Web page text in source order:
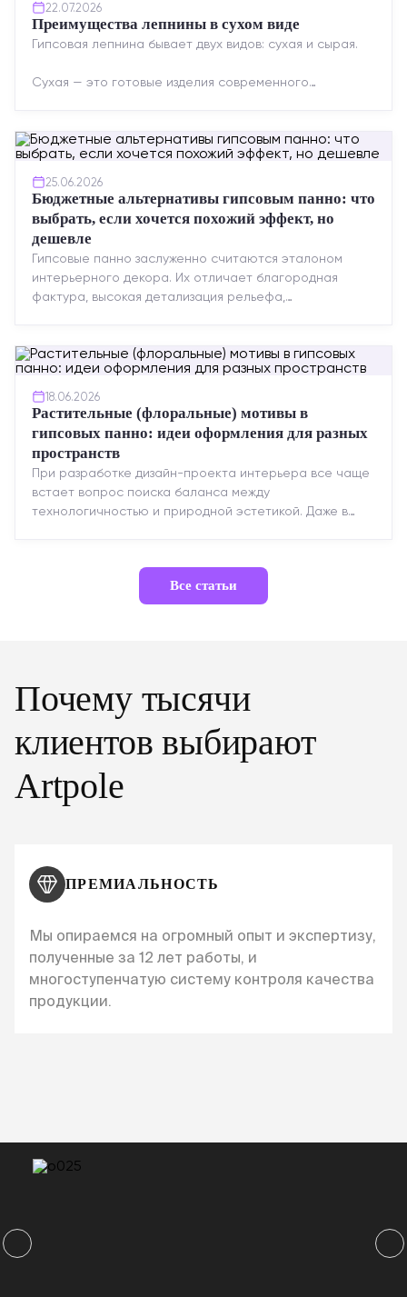
22.07.2026
Преимущества лепнины в сухом виде
Гипсовая лепнина бывает двух видов: сухая и сырая.
Сухая — это готовые изделия современного
25.06.2026
Бюджетные альтернативы гипсовым панно: что
выбрать, если хочется похожий эффект, но
дешевле
Гипсовые панно заслуженно считаются эталоном
интерьерного декора. Их отличает благородная
фактура, высокая детализация рельефа,
18.06.2026
Растительные (флоральные) мотивы в
гипсовых панно: идеи оформления для разных
пространств
При разработке дизайн-проекта интерьера все чаще
встает вопрос поиска баланса между
технологичностью и природной эстетикой. Даже в
Все статьи
Почему тысячи
клиентов выбирают
Artpole
ПРЕМИАЛЬНОСТЬ
Мы опираемся на огромный опыт и экспертизу,
полученные за 12 лет работы, и
многоступенчатую систему контроля качества
продукции.